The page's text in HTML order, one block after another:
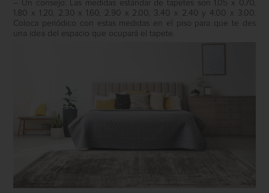
– Un consejo: Las medidas estándar de tapetes son 1.05 x 0.70,
1.80 x 1.20, 2.30 x 1.60, 2.90 x 2.00, 3.40 x 2.40 y 4.00 x 3.00.
Coloca periódico con estas medidas en el piso para que te des
una idea del espacio que ocupará el tapete.